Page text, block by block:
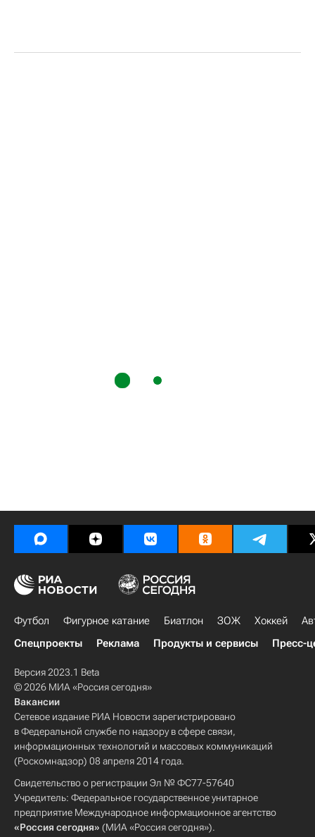
Футбол Фигурное катание Биатлон ЗОЖ Хоккей
Спецпроекты
Реклама Продукты и сервисы Пресс-
Версия 2023.1 Beta
© 2026 МИА «Россия сегодня»
Вакансии
Сетевое издание РИА Новости зарегистрировано
в Федеральной службе по надзору в сфере связи,
информационных технологий и массовых коммуникаций
(Роскомнадзор) 08 апреля 2014 года.
Свидетельство о регистрации Эл № ФС77-57640
Учредитель: Федеральное государственное унитарное
предприятие Международное информационное агентство
«Россия сегодня» (МИА «Россия сегодня»).